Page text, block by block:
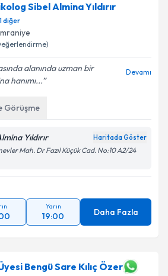
Sibel Almina Yıldırır
1diğer
alanında uzman bir
hanımı...
Devamı
Görüşme
Yıldırır Haritada Göster
Mah. Dr Fazıl Küçük Cad. No:10 A2/24
Yarın
19:00 Daha Fazla
Bengü Sare Kılıç Özer